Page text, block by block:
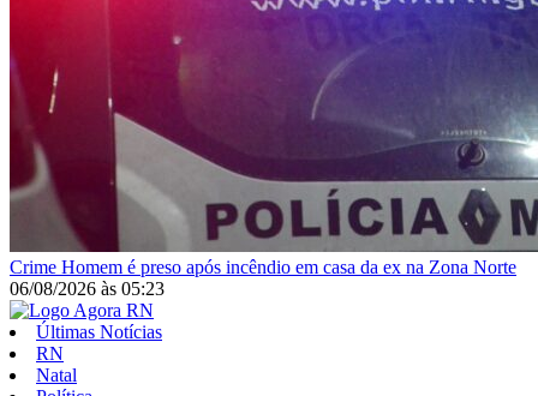
Crime Homem é preso após incêndio em casa da ex na Zona Norte
06/08/2026 às 05:23
Últimas Notícias
RN
Natal